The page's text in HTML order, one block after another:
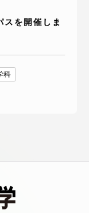
を開催しま
科